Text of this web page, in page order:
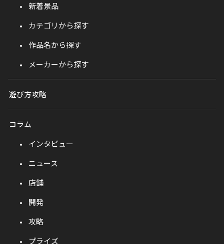
新着景品
カテゴリから探す
作品名から探す
メーカーから探す
遊び方攻略
コラム
インタビュー
ニュース
店舗
開発
攻略
プライズ